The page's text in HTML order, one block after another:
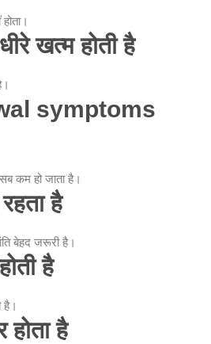
खत्म होती है
symptoms
कम हो जाता है।
है
बेहद जरूरी है।
है
है।
है